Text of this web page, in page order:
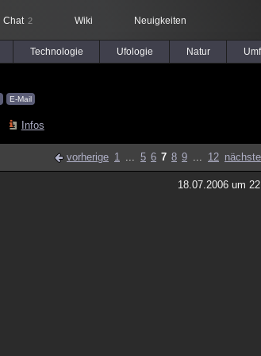
Chat 2 Wiki Neuigkeiten
Technologie Ufologie Natur
E-Mail
Infos
vorherige 1 ... 5 6 7 8 9 ... 12 nächste
18.07.2006 um